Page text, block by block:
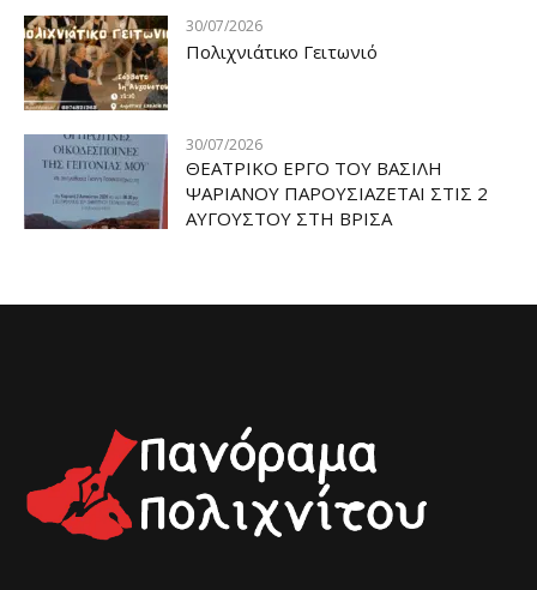
30/07/2026
Πολιχνιάτικο Γειτωνιό
30/07/2026
ΘΕΑΤΡΙΚΟ ΕΡΓΟ ΤΟΥ ΒΑΣΙΛΗ
ΨΑΡΙΑΝΟΥ ΠΑΡΟΥΣΙΑΖΕΤΑΙ ΣΤΙΣ 2
ΑΥΓΟΥΣΤΟΥ ΣΤΗ ΒΡΙΣΑ